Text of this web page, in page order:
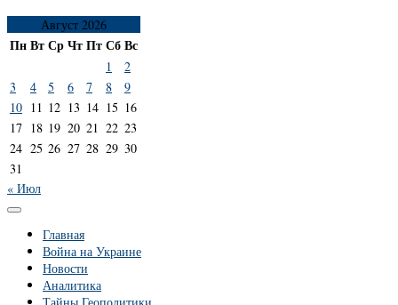
Август 2026
ПнВтСрЧтПтСбВс
1
2
3
4 5 6 7 8
9
10 11 12 13 14 15 16
17 18 19 20 21 22 23
24 25 26 27 28 29 30
31
« Июл
Главная
Война на Украине
Новости
Аналитика